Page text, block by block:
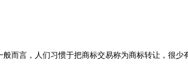
言，人们习惯于把商标交易称为商标转让，很少